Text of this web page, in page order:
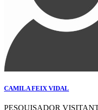
CAMILA FEIX VIDAL
PESQUISADOR